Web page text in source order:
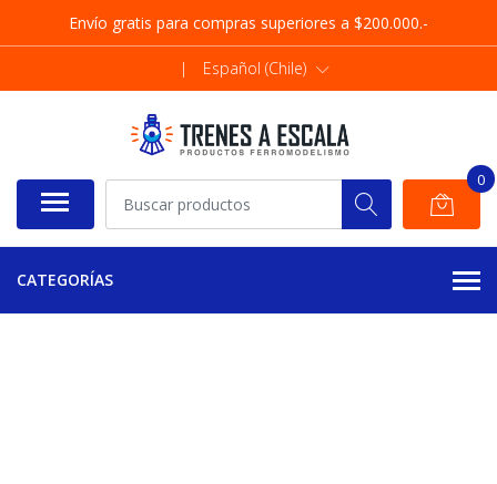
Envío gratis para compras superiores a $200.000.-
| Español (Chile)
0
CATEGORÍAS